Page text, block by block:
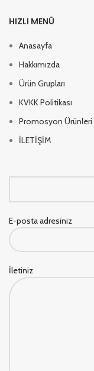
HIZLI MENÜ
Anasayfa
Hakkımızda
Ürün Grupları
KVKK Politikası
Promosyon Ürünleri
İLETİŞİM
E-posta adresiniz
İletiniz